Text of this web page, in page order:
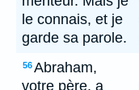
le connais, et je
garde sa parole.
56Abraham,
votre père, a